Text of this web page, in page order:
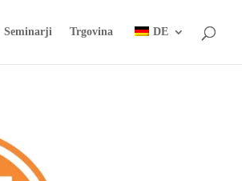
Seminarji Trgovina DE